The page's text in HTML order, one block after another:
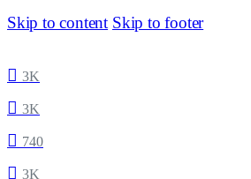
Skip to content Skip to footer
3K
3K
740
3K